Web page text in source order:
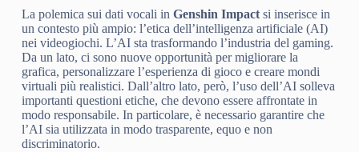
La polemica sui dati vocali in Genshin Impactsi inserisce in
un contesto più ampio: l’etica dell’intelligenza artificiale (AI)
nei videogiochi. L’AI sta trasformando l’industria del gaming.
Da un lato, ci sono nuove opportunità per migliorare la
grafica, personalizzare l’esperienza di gioco e creare mondi
virtuali più realistici. Dall’altro lato, però, l’uso dell’AI solleva
importanti questioni etiche, che devono essere affrontate in
modo responsabile. In particolare, è necessario garantire che
l’AI sia utilizzata in modo trasparente, equo e non
discriminatorio.